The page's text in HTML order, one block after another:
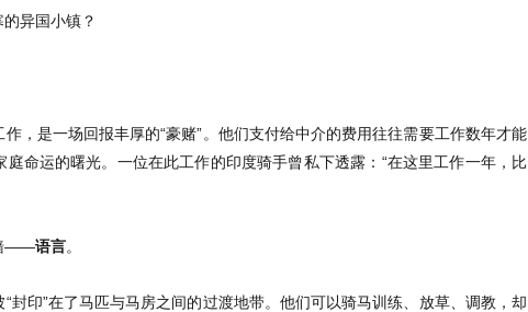
异国小镇？
，是一场回报丰厚的“豪赌”。他们支付给中介的费用往往需要工作数年才能
命运的曙光。一位在此工作的印度骑手曾私下透露：“在这里工作一年，比
——语言。
封印”在了马匹与马房之间的过渡地带。他们可以骑马训练、放草、调教，却